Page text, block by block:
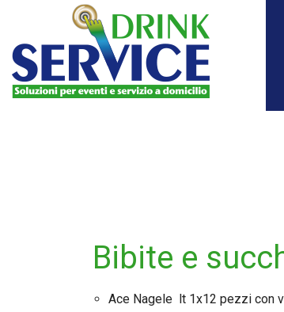
Bibite e
Ace Nagele lt 1x12 pezzi con